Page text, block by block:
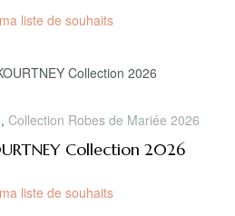
liste de souhaits
, Collection Robes de Mariée 2026
Collection 2026
liste de souhaits